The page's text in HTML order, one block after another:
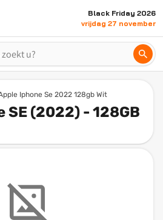
Black Friday 2026
vrijdag 27 november
Iphone Se 2022 128gb Wit
SE (2022) - 128GB